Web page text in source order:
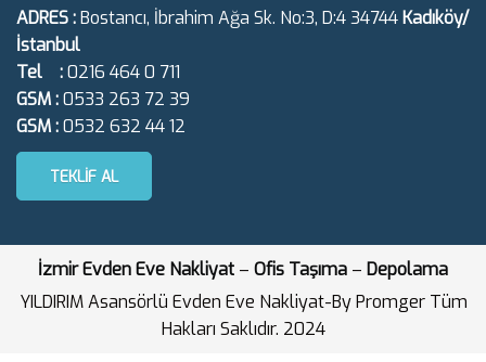
ADRES :Bostancı, İbrahim Ağa Sk. No:3, D:4 34744Kadıköy/
İstanbul
Tel :0216 464 0 711
GSM :0533 263 72 39
GSM :0532 632 44 12
TEKLIF AL
İzmir Evden Eve Nakliyat – Ofis Taşıma – Depolama
YILDIRIM Asansörlü Evden Eve Nakliyat-By Promger Tüm
Hakları Saklıdır. 2024